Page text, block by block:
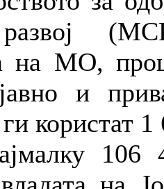
развој
на МО,
и
користат